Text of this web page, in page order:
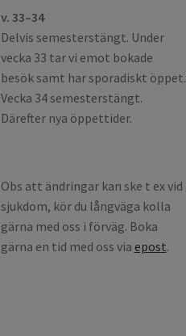
v. 33–34
Delvis semesterstängt. Under
vecka 33 tar vi emot bokade
besök samt har sporadiskt öppet.
Vecka 34 semesterstängt.
Därefter nya öppettider.
Obs att ändringar kan ske t ex vid
sjukdom, kör du långväga kolla
gärna med oss i förväg. Boka
gärna en tid med oss via epost.